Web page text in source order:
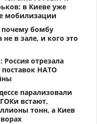
в Киеве уже
мобилизации
бомбу
в зале, и кого это
Россия отрезала
НАТО
парализовали
встают,
тонн, а Киев